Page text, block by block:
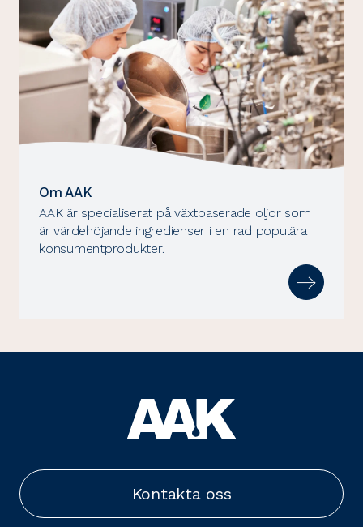
Om AAK
AAK är specialiserat på växtbaserade oljor som
är värdehöjande ingredienser i en rad populära
konsumentprodukter.
Kontakta oss